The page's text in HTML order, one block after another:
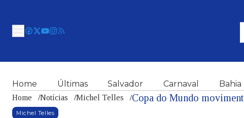
Home Últimas Salvador Carnaval Bahia
Home /Notícias /Michel Telles /
Michel Telles